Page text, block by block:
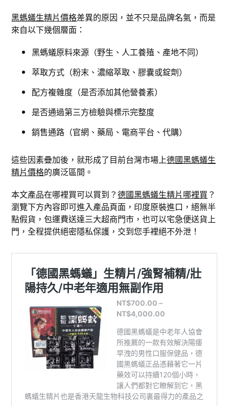
黑螞蟻生精片價格差異的原因，並不只是品牌名氣，而是
來自以下幾個層面：
黑螞蟻原料來源（野生、人工養殖、產地不同）
萃取方式（粉末、濃縮萃取、膠囊或錠劑）
配方複雜度（是否添加其他營養素）
是否通過第三方檢驗與標示完整度
銷售通路（官網、藥局、電商平台、代購）
這些因素疊加後，就形成了目前台灣市場上德國黑螞蟻生
精片價格的廣泛區間。
本文產品在哪裡買可以買到？德國黑螞蟻生精片哪裡買 ？
瀏覽下方內容即可進入產品頁面，印度原裝進口，絕無半
點假貨，包運費送達三大超商門市，也可以宅急便送貨上
門，全程提供絕密隱私保護，交到您手裡絕不外泄！